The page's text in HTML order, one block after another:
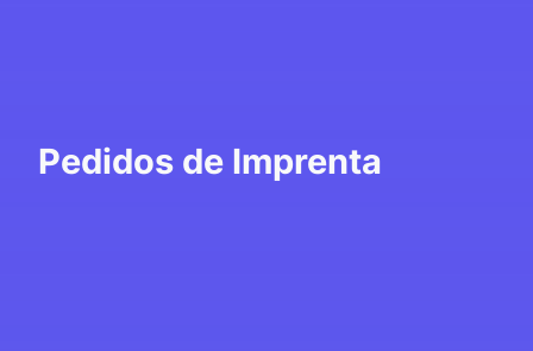
Pedidos de Imprenta